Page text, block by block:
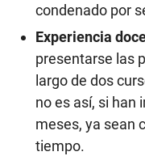
condenado por
Experiencia
presentarse las
largo de dos
no es así, si han
meses, ya sean
tiempo.